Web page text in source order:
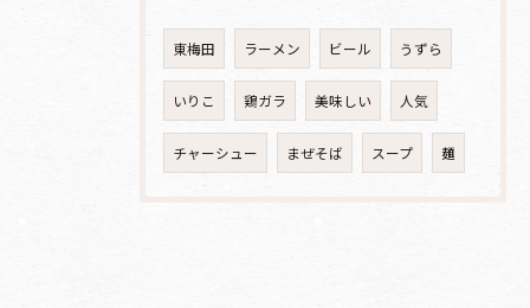
東梅田 ラーメン ビール うずら
いりこ 鶏ガラ 美味しい 人気
チャーシュー まぜそば スープ 麺